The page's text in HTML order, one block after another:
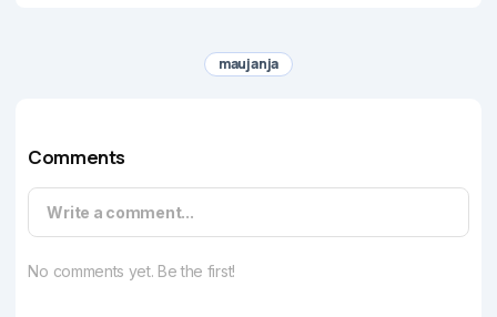
maujanja
Comments
Write a comment...
No comments yet. Be the first!